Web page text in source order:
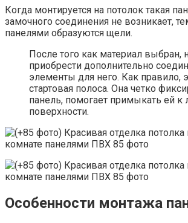
Когда монтируется на потолок такая
замочного соединения не возникает,
панелями образуются щели.
После того как материал выбран,
приобрести дополнительно
элементы для него. Как правило,
стартовая полоса. Она четко
панель, помогает примыкать ей к
поверхности.
Особенности монтажа